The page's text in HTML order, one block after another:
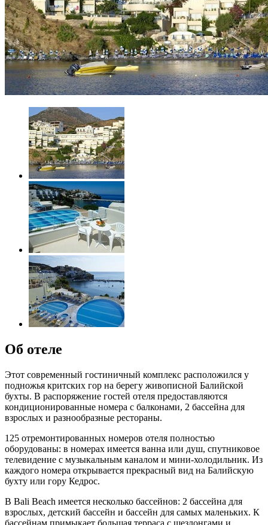
Об отеле
Этот современный гостиничный комплекс расположился у
подножья критских гор на берегу живописной Балийской
бухты. В распоряжение гостей отеля предоставляются
кондиционированные номера с балконами, 2 бассейна для
взрослых и разнообразные рестораны.
125 отремонтированных номеров отеля полностью
оборудованы: в номерах имеется ванна или душ, спутниковое
телевидение с музыкальным каналом и мини-холодильник. Из
каждого номера открывается прекрасный вид на Балийскую
бухту или гору Кедрос.
В Bali Beach имеется несколько бассейнов: 2 бассейна для
взрослых, детский бассейн и бассейн для самых маленьких. К
бассейнам примыкает большая терраса с шезлонгами и